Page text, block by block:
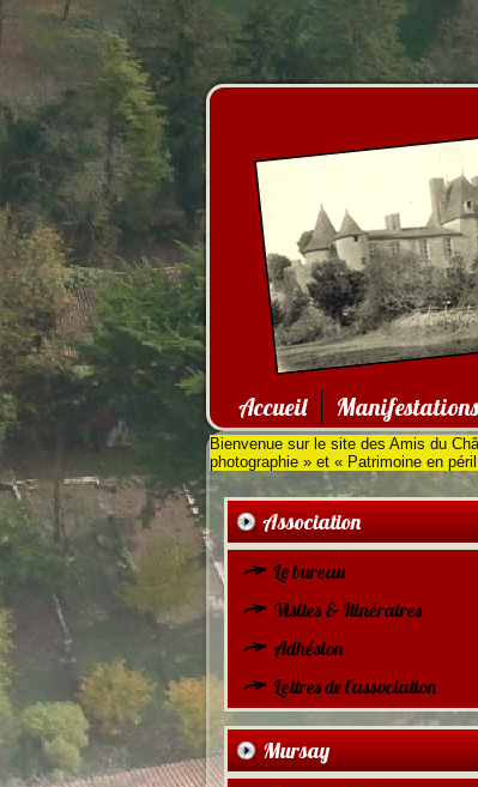
Accueil Manifestations
Bienvenue sur le site des Amis du
photographie » et « Patrimoine en
Association
Le bureau
Visites & Itinéraires
Adhésion
Lettres de l'association
Mursay